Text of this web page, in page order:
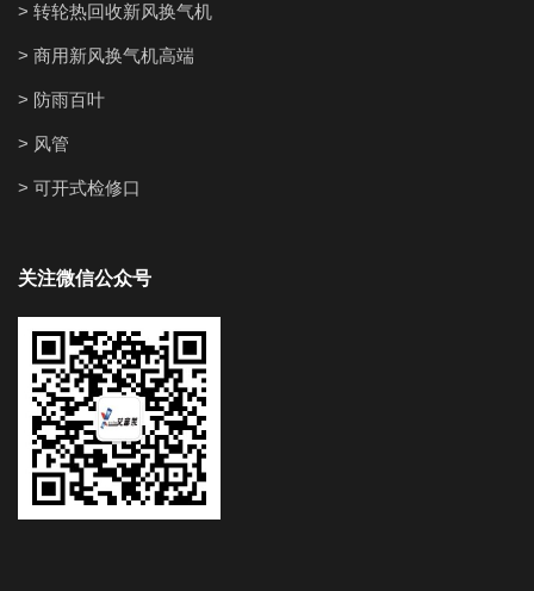
> 转轮热回收新风换气机
> 商用新风换气机高端
> 防雨百叶
> 风管
> 可开式检修口
关注微信公众号